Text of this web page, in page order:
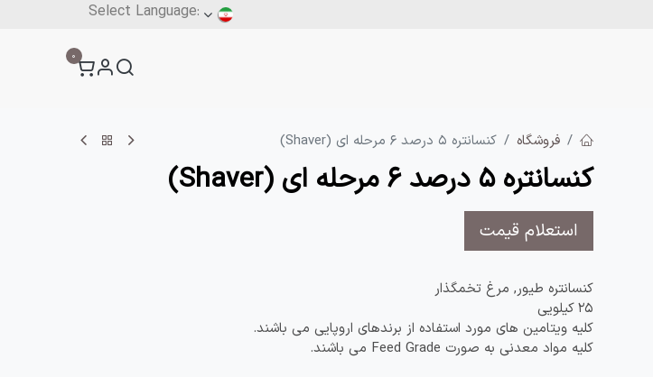
تماس با ما
0
فروشگاه کنسانتره 5 درصد 6 مرحله ای (Shaver)
کنسانتره 5 درصد 6 مرحله ای (Shaver)
استعلام قیمت
کنسانتره طیور, مرغ تخمگذار
25 کیلویی
کلیه ویتامین های مورد استفاده از برندهای اروپایی می باشند.
کلیه مواد معدنی به صورت Feed Grade می باشند.